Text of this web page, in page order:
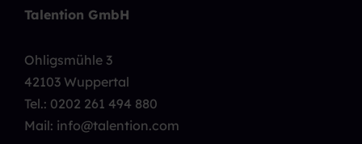
Talention GmbH
Ohligsmühle 3
42103 Wuppertal
Tel.: 0202 261 494 880
Mail: info@talention.com